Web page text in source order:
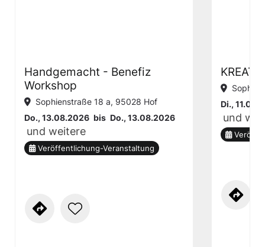
Handgemacht - Benefiz
Workshop
Sophienstraße 18 a, 95028 Hof
Do., 13.08.2026 bis Do., 13.08.2026
und weitere
Veröffentlichung-Veranstaltung
Di.,
und